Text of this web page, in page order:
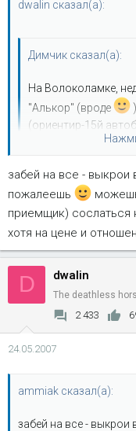
dwalin сказал(а):
Димчик сказал(а):
На Волоколамке,
"Алькор" (вроде
(ориентир-15й
ним упрёшься :lol: .
спасибо, но на
чо-нибудь в районе
забей на все -
пожалеешь
приемщик) сослаться
хотя на цене и
D dwalin
The deathless
2 433
24.05.2007
ammiak сказал(а):
забей на все - выкрои